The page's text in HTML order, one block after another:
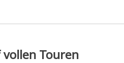
Touren